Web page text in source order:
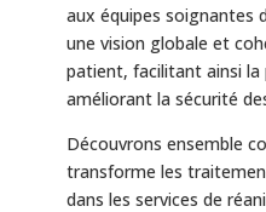
aux équipes soignantes
une vision globale et
patient, facilitant ainsi la
améliorant la sécurité
Découvrons ensemble
transforme les
dans les services de